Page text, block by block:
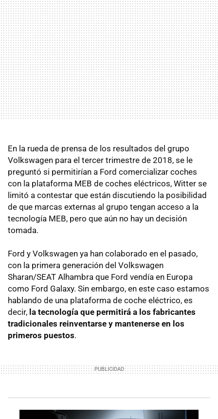
En la rueda de prensa de los resultados del grupo
Volkswagen para el tercer trimestre de 2018, se le
preguntó si permitirían a Ford comercializar coches
con la plataforma MEB de coches eléctricos, Witter se
limitó a contestar que están discutiendo la posibilidad
de que marcas externas al grupo tengan acceso a la
tecnología MEB, pero que aún no hay un decisión
tomada.
Ford y Volkswagen ya han colaborado en el pasado,
con la primera generación del Volkswagen
Sharan/SEAT Alhambra que Ford vendía en Europa
como Ford Galaxy. Sin embargo, en este caso estamos
hablando de una plataforma de coche eléctrico, es
decir, la tecnología que permitirá a los fabricantes
tradicionales reinventarse y mantenerse en los
primeros puestos.